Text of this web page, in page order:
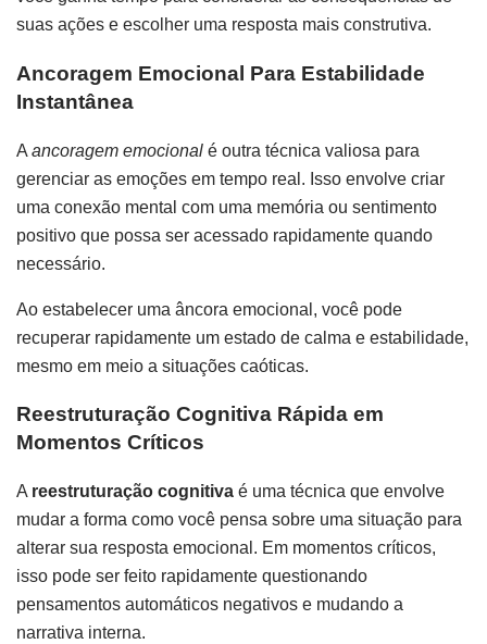
suas ações e escolher uma resposta mais construtiva.
Ancoragem Emocional Para Estabilidade
Instantânea
A ancoragem emocional é outra técnica valiosa para
gerenciar as emoções em tempo real. Isso envolve criar
uma conexão mental com uma memória ou sentimento
positivo que possa ser acessado rapidamente quando
necessário.
Ao estabelecer uma âncora emocional, você pode
recuperar rapidamente um estado de calma e estabilidade,
mesmo em meio a situações caóticas.
Reestruturação Cognitiva Rápida em
Momentos Críticos
A reestruturação cognitiva é uma técnica que envolve
mudar a forma como você pensa sobre uma situação para
alterar sua resposta emocional. Em momentos críticos,
isso pode ser feito rapidamente questionando
pensamentos automáticos negativos e mudando a
narrativa interna.